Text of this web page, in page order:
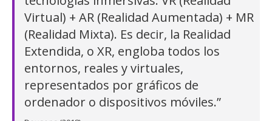
Virtual) + AR (Realidad Aumentada) + MR
(Realidad Mixta). Es decir, la Realidad
Extendida, o XR, engloba todos los
entornos, reales y virtuales,
representados por gráficos de
ordenador o dispositivos móviles.”